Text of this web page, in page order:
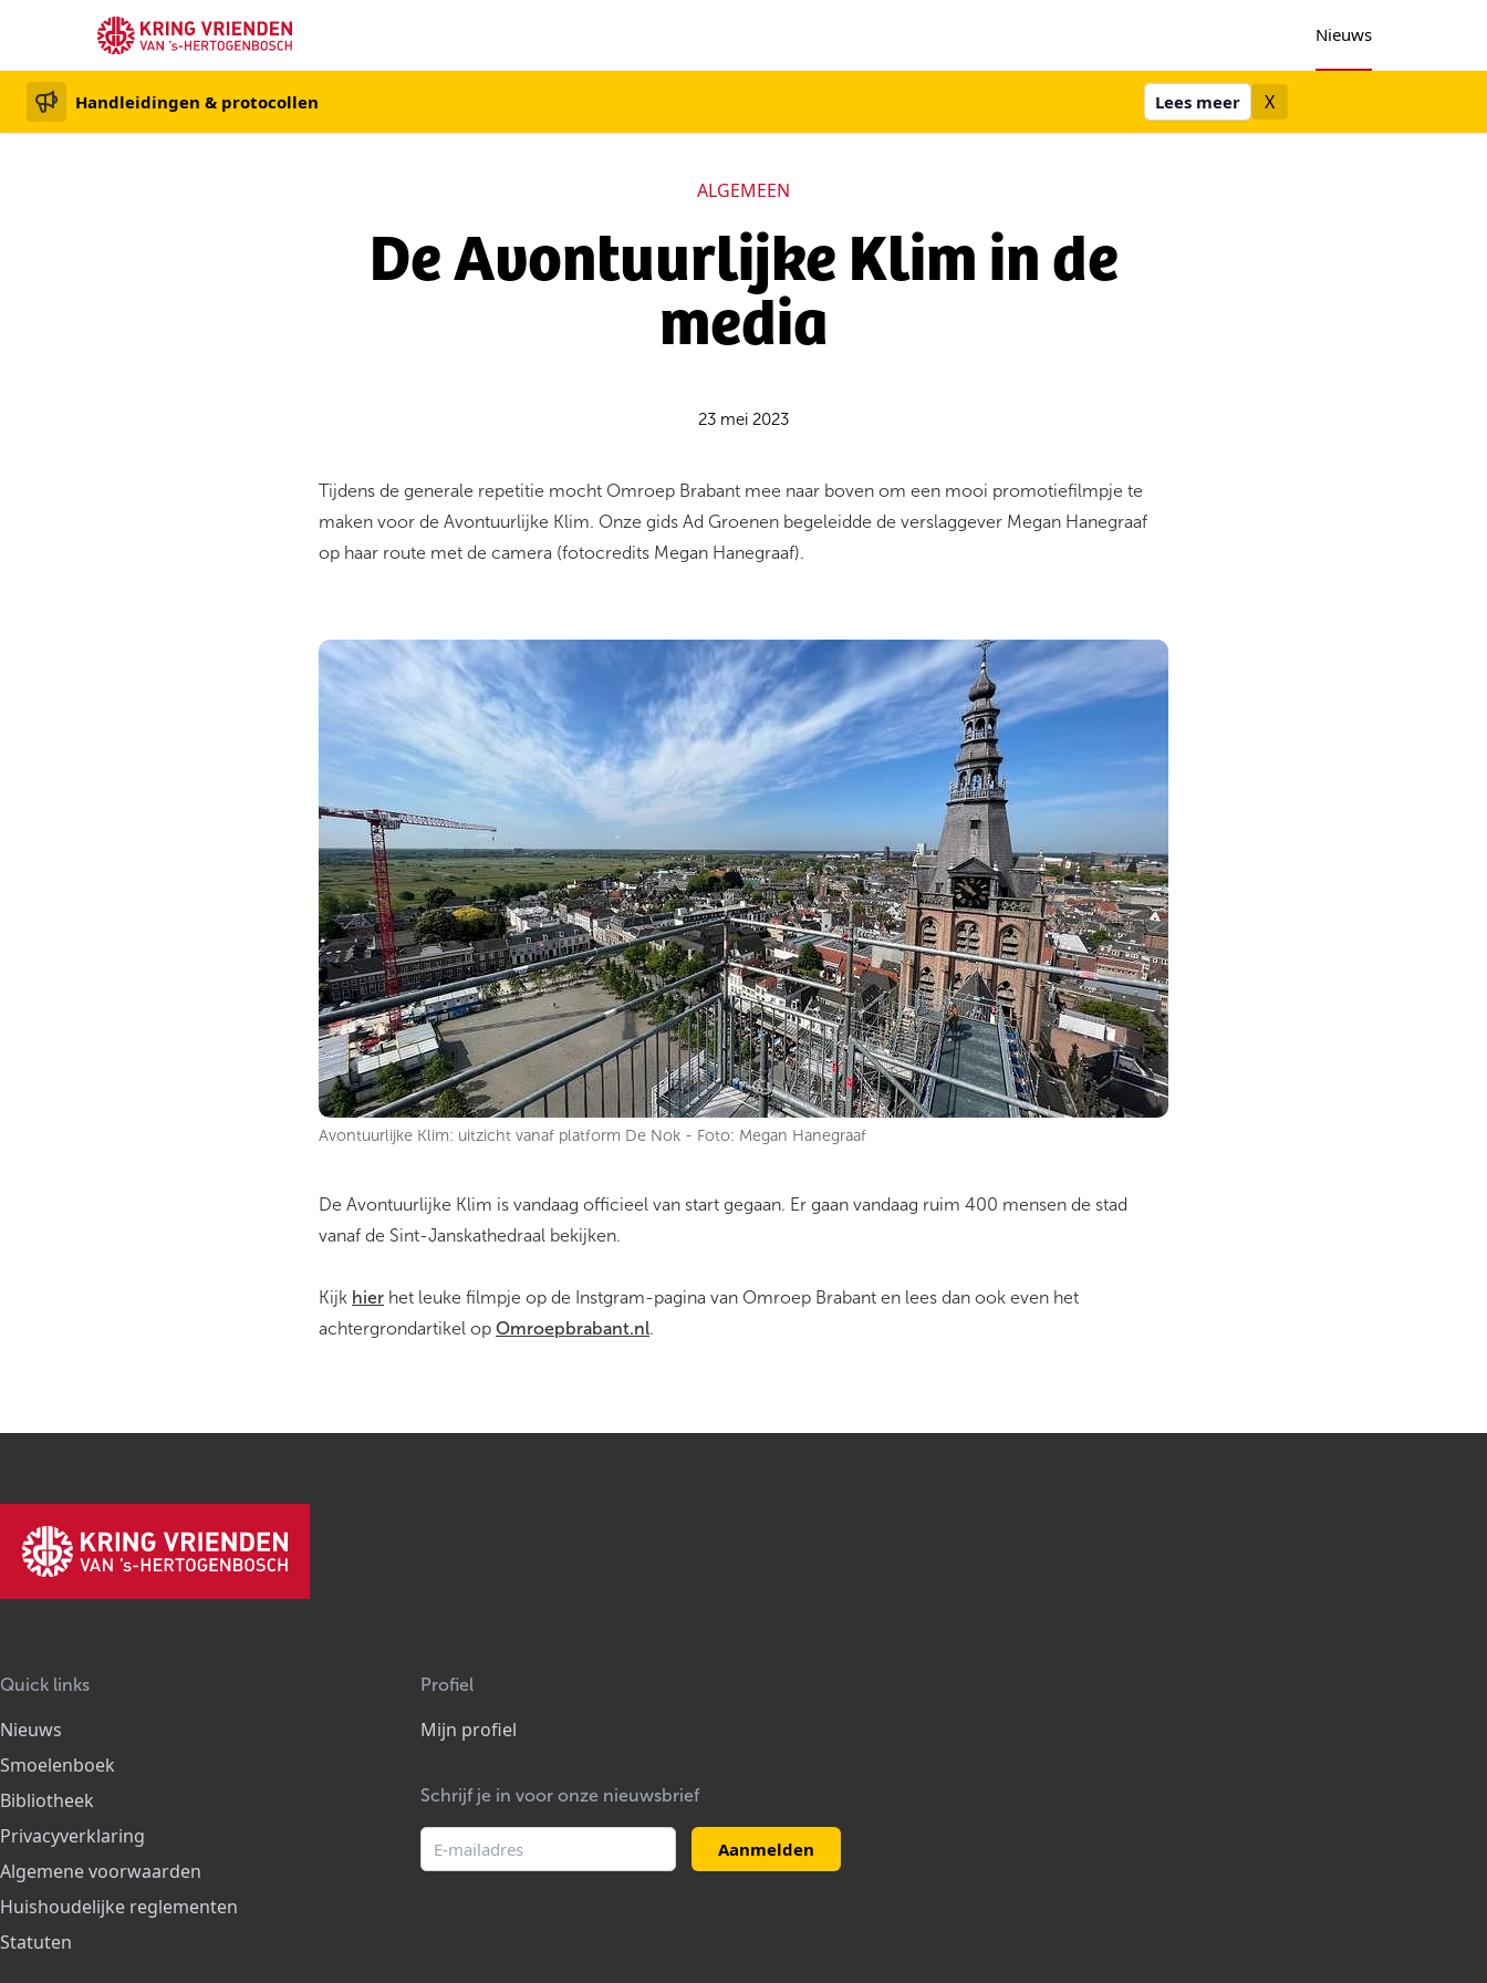
Nieuws
Handleidingen & protocollen Lees meer X
ALGEMEEN
De Avontuurlijke Klim in de
media
23 mei 2023
Tijdens de generale repetitie mocht Omroep Brabant mee naar boven om een mooi promotiefilmpje te
maken voor de Avontuurlijke Klim. Onze gids Ad Groenen begeleidde de verslaggever Megan Hanegraaf
op haar route met de camera (fotocredits Megan Hanegraaf).
Avontuurlijke Klim: uitzicht vanaf platform De Nok - Foto: Megan Hanegraaf
De Avontuurlijke Klim is vandaag officieel van start gegaan. Er gaan vandaag ruim 400 mensen de stad
vanaf de Sint-Janskathedraal bekijken.
Kijk hier het leuke filmpje op de Instgram-pagina van Omroep Brabant en lees dan ook even het
achtergrondartikel op Omroepbrabant.nl.
Quick links
Nieuws
Smoelenboek
Bibliotheek
Privacyverklaring
Algemene voorwaarden
Huishoudelijke reglementen
Statuten
Profiel
Mijn profiel
Schrijf je in voor onze nieuwsbrief
Aanmelden